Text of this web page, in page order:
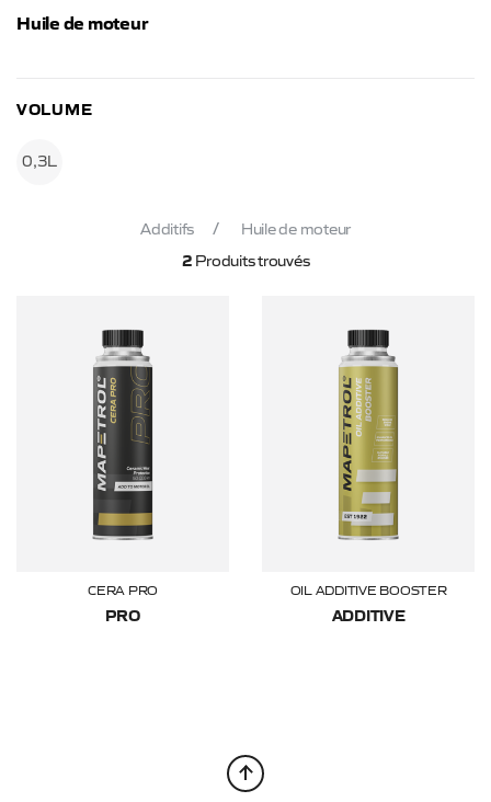
Huile de moteur
VOLUME
0,3L
Additifs Huile de moteur
2 Produits trouvés
CERA PRO
PRO
OIL ADDITIVE BOOSTER
ADDITIVE